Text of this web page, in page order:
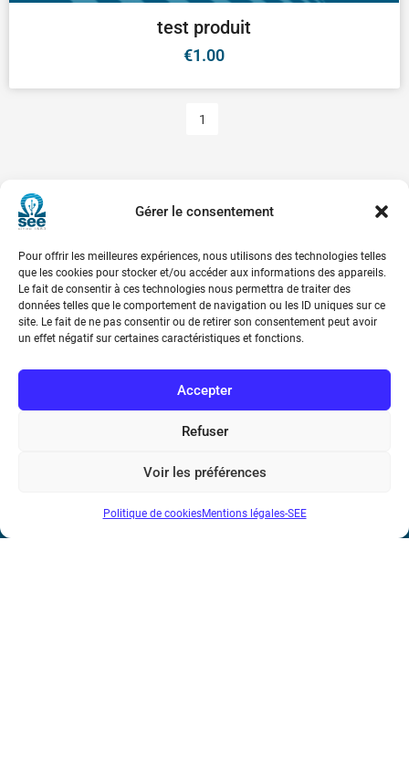
Gérer le consentement
Pour offrir les meilleures expériences, nous utilisons des technologies telles
que les cookies pour stocker et/ou accéder aux informations des appareils.
Le fait de consentir à ces technologies nous permettra de traiter des
données telles que le comportement de navigation ou les ID uniques sur ce
site. Le fait de ne pas consentir ou de retirer son consentement peut avoir
un effet négatif sur certaines caractéristiques et fonctions.
Accepter
Refuser
Voir les préférences
Politique de cookiesMentions légales-SEE
test produit
€1.00
1
Société de l’Electricité, de l’Electronique et des Technologies
de l’Information et de la Communication
17 rue de l’Amiral Hamelin75116 Paris